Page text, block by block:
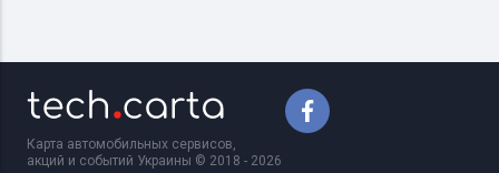
Карта автомобильных сервисов,
акций и событий Украины © 2018 - 2026